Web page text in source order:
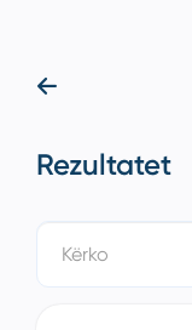
Rezultatet